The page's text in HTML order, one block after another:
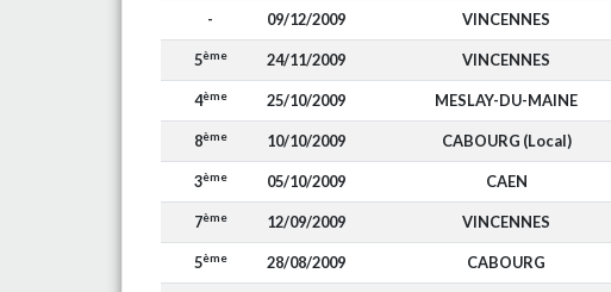
- 09/12/2009 VINCENNES
5ème 24/11/2009 VINCENNES
4ème 25/10/2009 MESLAY-DU-MAINE
8ème 10/10/2009 CABOURG (Local)
3ème 05/10/2009 CAEN
7ème 12/09/2009 VINCENNES
5ème 28/08/2009 CABOURG